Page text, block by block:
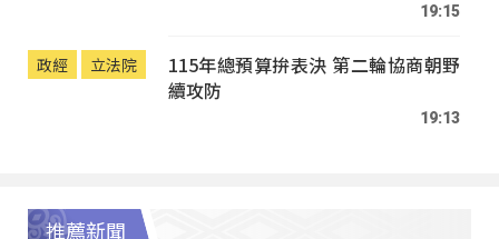
19:15
政經 立法院
115年總預算拚表決 第二輪協商朝野
續攻防
19:13
推薦新聞